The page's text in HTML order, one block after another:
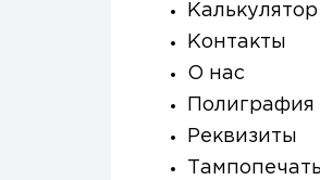
Контакты
О нас
Полиграфия
Реквизиты
Тампопечать